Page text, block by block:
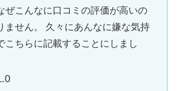
ぜこんなに口コミの評価が高いの
ません。 久々にあんなに嫌な気持
こちらに記載することにしまし